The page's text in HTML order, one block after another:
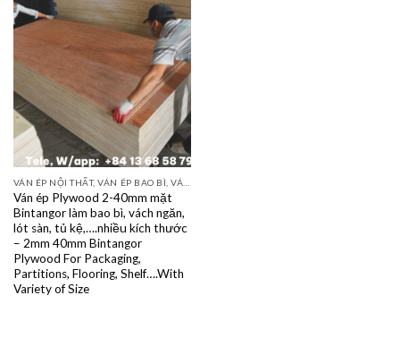
Ván ép Plywood 2-40mm mặt
Bintangor làm bao bì, vách ngăn,
lót sàn, tủ kệ,….nhiều kích thước
– 2mm 40mm Bintangor
Plywood For Packaging,
Partitions, Flooring, Shelf….With
Variety of Size